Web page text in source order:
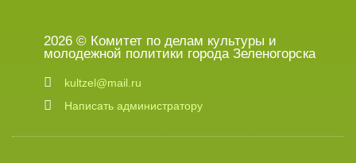
2026 © Комитет по делам культуры и
молодежной политики города Зеленогорска
kultzel@mail.ru
Написать администратору